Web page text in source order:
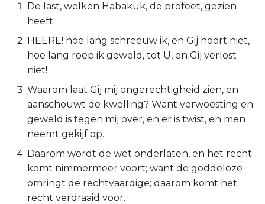
Habakuk 1:5-11
Habakuk 1:12-17
Lukas
Johannes
Handelingen
Romeinen
1 Korinthe
2 Korinthe
Galaten
De last, welken Habakuk, de profeet, gezien
heeft.
HEERE! hoe lang schreeuw ik, en Gij hoort niet,
hoe lang roep ik geweld, tot U, en Gij verlost
niet!
Waarom laat Gij mij ongerechtigheid zien, en
aanschouwt de kwelling? Want verwoesting en
geweld is tegen mij over, en er is twist, en men
neemt gekijf op.
Daarom wordt de wet onderlaten, en het recht
komt nimmermeer voort; want de goddeloze
omringt de rechtvaardige; daarom komt het
recht verdraaid voor.